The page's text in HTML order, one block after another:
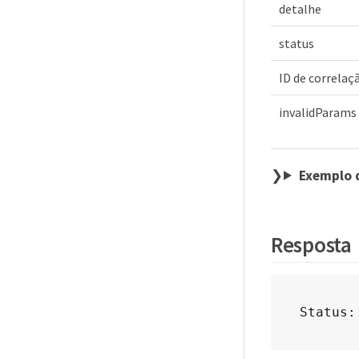
detalhe
status
ID de
invalidParams
Exemplo
Resposta
Status: